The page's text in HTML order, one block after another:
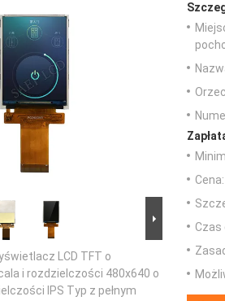
LCD TFT o
i rozdzielczości 480x640 o
IPS Typ z pełnym
Cena:
Czas